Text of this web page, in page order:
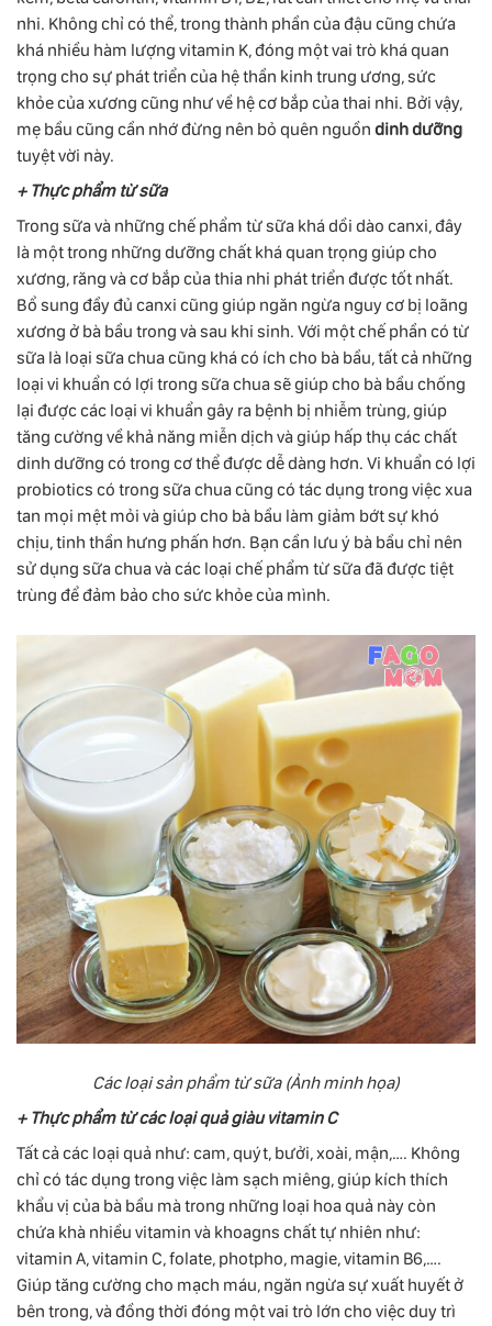
nhi. Không chỉ có thể, trong thành phần của đậu cũng chứa
khá nhiều hàm lượng vitamin K, đóng một vai trò khá quan
trọng cho sự phát triển của hệ thần kinh trung ương, sức
khỏe của xương cũng như về hệ cơ bắp của thai nhi. Bởi vậy,
mẹ bầu cũng cần nhớ đừng nên bỏ quên nguồn dinh dưỡng
tuyệt vời này.
+ Thực phẩm từ sữa
Trong sữa và những chế phẩm từ sữa khá dồi dào canxi, đây
là một trong những dưỡng chất khá quan trọng giúp cho
xương, răng và cơ bắp của thia nhi phát triển được tốt nhất.
Bổ sung đầy đủ canxi cũng giúp ngăn ngừa nguy cơ bị loãng
xương ở bà bầu trong và sau khi sinh. Với một chế phần có từ
sữa là loại sữa chua cũng khá có ích cho bà bầu, tất cả những
loại vi khuẩn có lợi trong sữa chua sẽ giúp cho bà bầu chống
lại được các loại vi khuẩn gây ra bệnh bị nhiễm trùng, giúp
tăng cường về khả năng miễn dịch và giúp hấp thụ các chất
dinh dưỡng có trong cơ thể được dễ dàng hơn. Vi khuẩn có lợi
probiotics có trong sữa chua cũng có tác dụng trong việc xua
tan mọi mệt mỏi và giúp cho bà bầu làm giảm bớt sự khó
chịu, tinh thần hưng phấn hơn. Bạn cần lưu ý bà bầu chỉ nên
sử dụng sữa chua và các loại chế phẩm từ sữa đã được tiệt
trùng để đảm bảo cho sức khỏe của mình.
Các loại sản phẩm từ sữa (Ảnh minh họa)
+ Thực phẩm từ các loại quả giàu vitamin C
Tất cả các loại quả như: cam, quýt, bưởi, xoài, mận,…. Không
chỉ có tác dụng trong việc làm sạch miêng, giúp kích thích
khẩu vị của bà bầu mà trong những loại hoa quả này còn
chứa khà nhiều vitamin và khoagns chất tự nhiên như:
vitamin A, vitamin C, folate, photpho, magie, vitamin B6,….
Giúp tăng cường cho mạch máu, ngăn ngừa sự xuất huyết ở
bên trong, và đồng thời đóng một vai trò lớn cho việc duy trì